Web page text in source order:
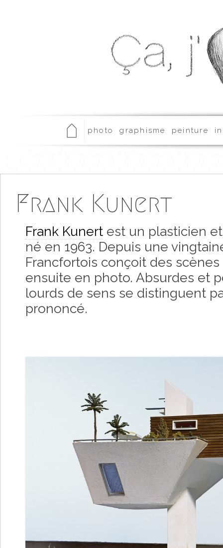
photo graphisme peinture
Frank Kunert
Frank Kunert est un plasticien
né en 1963. Depuis une
Francfortois conçoit des scènes
ensuite en photo. Absurdes et
lourds de sens se distinguent
prononcé.